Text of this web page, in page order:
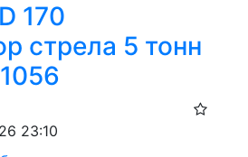
170
стрела 5 тонн
23:10